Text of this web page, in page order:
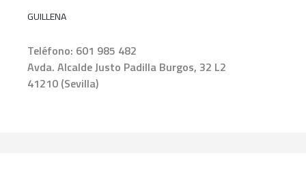
GUILLENA
Teléfono: 601 985 482
Avda. Alcalde Justo Padilla Burgos, 32 L2
41210 (Sevilla)